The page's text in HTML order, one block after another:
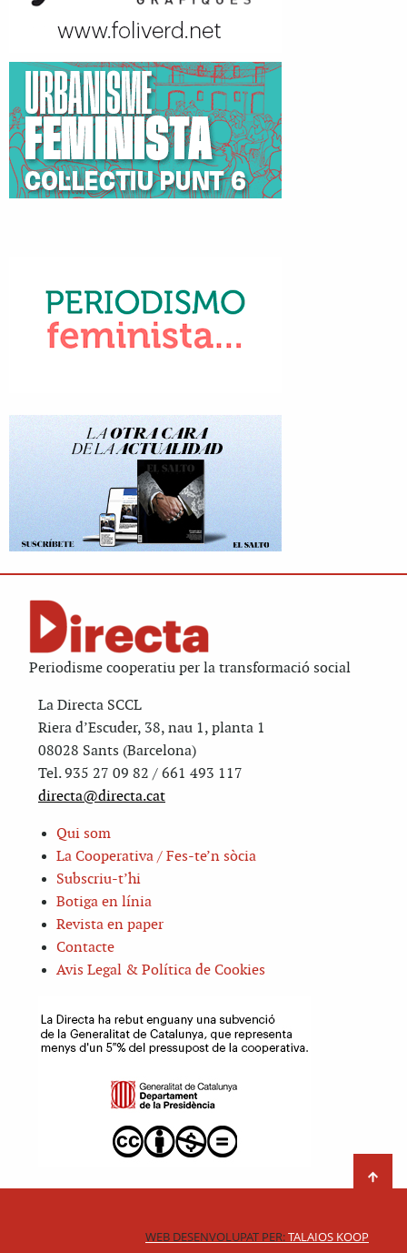
Periodisme cooperatiu per la transformació social
La Directa SCCL
Riera d’Escuder, 38, nau 1, planta 1
08028 Sants (Barcelona)
Tel. 935 27 09 82 / 661 493 117
directa@directa.cat
Qui som
La Cooperativa / Fes-te’n sòcia
Subscriu-t’hi
Botiga en línia
Revista en paper
Contacte
Avis Legal & Política de Cookies
WEB DESENVOLUPAT PER:TALAIOS KOOP